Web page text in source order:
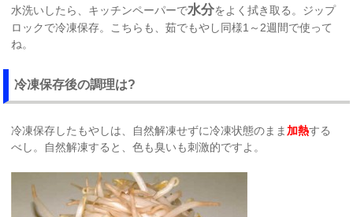
水洗いしたら、キッチンペーパーで水分をよく拭き取る。ジップ
ロックで冷凍保存。こちらも、茹でもやし同様1～2週間で使って
ね。
冷凍保存後の調理は?
冷凍保存したもやしは、自然解凍せずに冷凍状態のまま 加熱する
べし。自然解凍すると、色も臭いも刺激的ですよ。